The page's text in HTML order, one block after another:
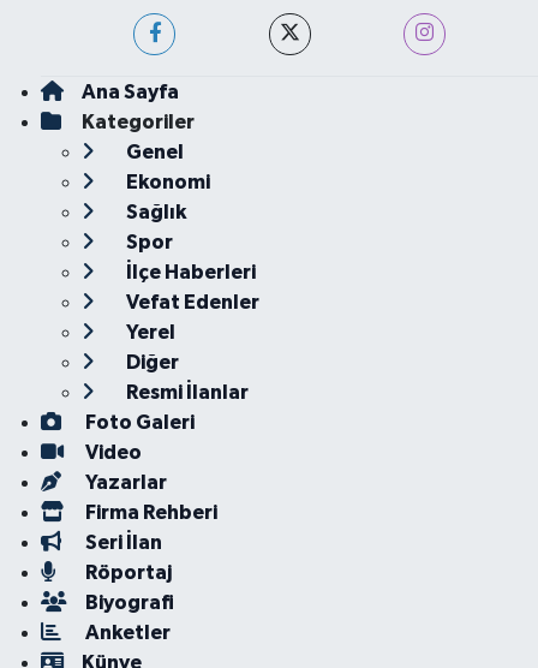
Ana Sayfa
Kategoriler
Genel
Ekonomi
Sağlık
Spor
İlçe Haberleri
Vefat Edenler
Yerel
Diğer
Resmi İlanlar
Foto Galeri
Video
Yazarlar
Firma Rehberi
Seri İlan
Röportaj
Biyografi
Anketler
Künye